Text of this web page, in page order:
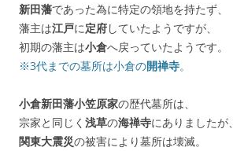
新田藩であった為に特定の領地を持たず、
藩主は江戸に定府していたようですが、
初期の藩主は小倉へ戻っていたようです。
※3代までの墓所は小倉の開禅寺。
小倉新田藩小笠原家の歴代墓所は、
宗家と同じく 浅草の海禅寺にありましたが、
関東大震災の被害により墓所は壊滅。